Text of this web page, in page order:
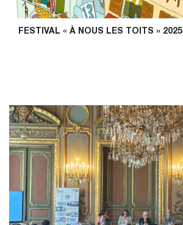
FESTIVAL « À NOUS LES TOITS » 2025